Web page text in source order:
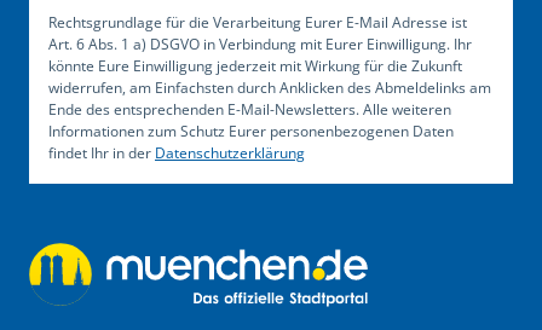
Rechtsgrundlage für die Verarbeitung Eurer E-Mail Adresse ist
Art. 6 Abs. 1 a) DSGVO in Verbindung mit Eurer Einwilligung. Ihr
könnte Eure Einwilligung jederzeit mit Wirkung für die Zukunft
widerrufen, am Einfachsten durch Anklicken des Abmeldelinks am
Ende des entsprechenden E-Mail-Newsletters. Alle weiteren
Informationen zum Schutz Eurer personenbezogenen Daten
findet Ihr in der Datenschutzerklärung